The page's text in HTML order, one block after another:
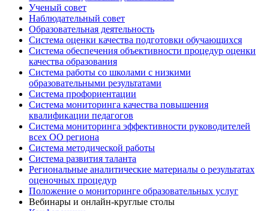
Ученый совет
Наблюдательный совет
Образовательная деятельность
Система оценки качества подготовки обучающихся
Система обеспечения объективности процедур оценки
качества образования
Система работы со школами с низкими
образовательными результатами
Система профориентации
Система мониторинга качества повышения
квалификации педагогов
Система мониторинга эффективности руководителей
всех ОО региона
Система методической работы
Система развития таланта
Региональные аналитические материалы о результатах
оценочных процедур
Положение о мониторинге образовательных услуг
Вебинары и онлайн-круглые столы